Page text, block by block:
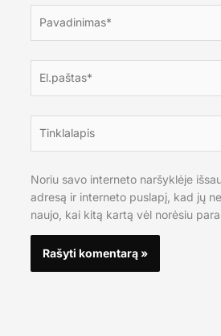
Noriu savo interneto naršyklėje
adresą ir interneto puslapį, kad jų
naujo, kai kitą kartą vėl norėsiu